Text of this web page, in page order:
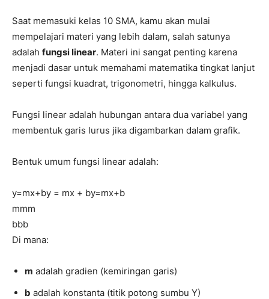
Saat memasuki kelas 10 SMA, kamu akan mulai
mempelajari materi yang lebih dalam, salah satunya
adalah fungsi linear. Materi ini sangat penting karena
menjadi dasar untuk memahami matematika tingkat lanjut
seperti fungsi kuadrat, trigonometri, hingga kalkulus.
Fungsi linear adalah hubungan antara dua variabel yang
membentuk garis lurus jika digambarkan dalam grafik.
Bentuk umum fungsi linear adalah:
y=mx+by = mx + by=mx+b
mmm
bbb
Di mana:
m adalah gradien (kemiringan garis)
b adalah konstanta (titik potong sumbu Y)